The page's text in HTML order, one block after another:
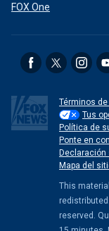
FOX One
Términos
Tus
Política de
Ponte en
Declaración
Mapa del
This
reserved.